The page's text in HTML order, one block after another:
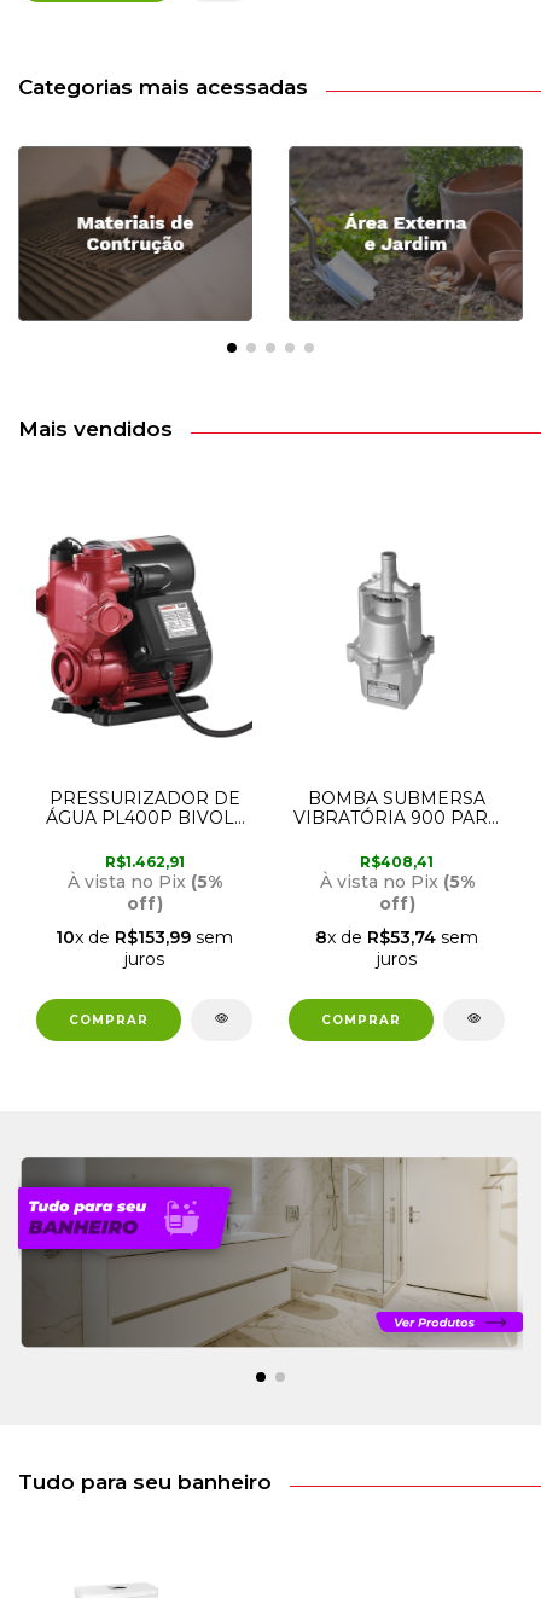
Categorias mais acessadas
Mais vendidos
PRESSURIZADOR DE
ÁGUA PL400P BIVOLT
R$1.462,91
À vista no Pix (5%
off)
10x de R$153,99 sem
juros
BOMBA SUBMERSA
VIBRATÓRIA 900 PARA
FAME
R$408,41
À vista no Pix (5%
off)
8x de R$53,74 sem
juros
Tudo para seu banheiro